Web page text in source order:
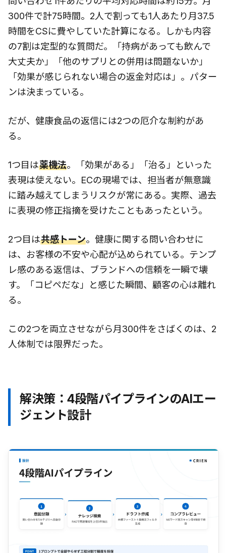
300件で計75時間。2人で割っても1人あたり月37.5
時間をCSに費やしていた計算になる。しかも内容
の7割は定型的な質問だ。「持病があっても飲んで
大丈夫か」「他のサプリとの併用は問題ないか」
「効果が感じられない場合の返金対応は」。パター
ンは決まっている。
だが、健康食品の返信には2つの厄介な制約があ
る。
1つ目は薬機法。「効果がある」「治る」といった
表現は使えない。ECの現場では、担当者が無意識
に踏み越えてしまうリスクが常にある。実際、過去
に表現の修正指摘を受けたこともあったという。
2つ目は共感トーン。健康に関する問い合わせに
は、お客様の不安や心配が込められている。テンプ
レ感のある返信は、ブランドへの信頼を一瞬で壊
す。「コピペだな」と感じた瞬間、顧客の心は離れ
る。
この2つを両立させながら月300件をさばくのは、2
人体制では限界だった。
解決策：4段階パイプラインのAIエー
ジェント設計